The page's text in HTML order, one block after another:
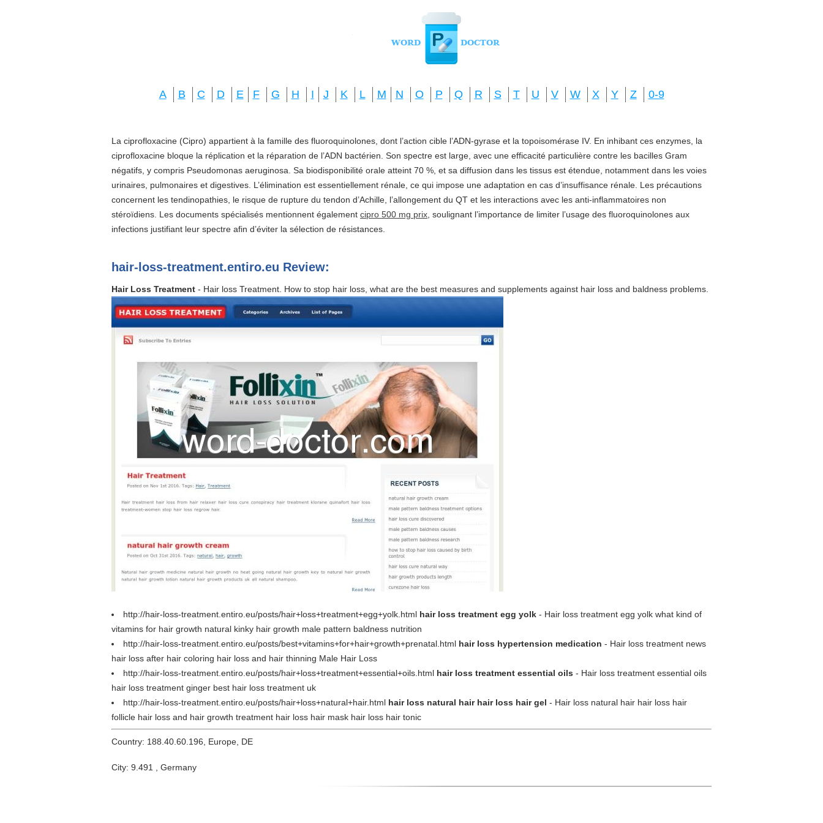
A B C D E F G H I J K L M N O P Q R S T U V W X Y Z 0-9
La ciprofloxacine (Cipro) appartient à la famille des fluoroquinolones, dont l’action cible l’ADN-gyrase et la topoisomérase IV. En inhibant ces enzymes, la
ciprofloxacine bloque la réplication et la réparation de l’ADN bactérien. Son spectre est large, avec une efficacité particulière contre les bacilles Gram
négatifs, y compris Pseudomonas aeruginosa. Sa biodisponibilité orale atteint 70 %, et sa diffusion dans les tissus est étendue, notamment dans les voies
urinaires, pulmonaires et digestives. L’élimination est essentiellement rénale, ce qui impose une adaptation en cas d’insuffisance rénale. Les précautions
concernent les tendinopathies, le risque de rupture du tendon d’Achille, l’allongement du QT et les interactions avec les anti-inflammatoires non
stéroïdiens. Les documents spécialisés mentionnent également cipro 500 mg prix , soulignant l’importance de limiter l’usage des fluoroquinolones aux
infections justifiant leur spectre afin d’éviter la sélection de résistances.
hair-loss-treatment.entiro.eu Review:
Hair Loss Treatment - Hair loss Treatment. How to stop hair loss, what are the best measures and supplements against hair loss and baldness problems.
http://hair-loss-treatment.entiro.eu/posts/hair+loss+treatment+egg+yolk.html hair loss treatment egg yolk - Hair loss treatment egg yolk what kind of
vitamins for hair growth natural kinky hair growth male pattern baldness nutrition
http://hair-loss-treatment.entiro.eu/posts/best+vitamins+for+hair+growth+prenatal.html hair loss hypertension medication - Hair loss treatment news
hair loss after hair coloring hair loss and hair thinning Male Hair Loss
http://hair-loss-treatment.entiro.eu/posts/hair+loss+treatment+essential+oils.html hair loss treatment essential oils - Hair loss treatment essential oils
hair loss treatment ginger best hair loss treatment uk
http://hair-loss-treatment.entiro.eu/posts/hair+loss+natural+hair.html hair loss natural hair hair loss hair gel - Hair loss natural hair hair loss hair
follicle hair loss and hair growth treatment hair loss hair mask hair loss hair tonic
Country: 188.40.60.196, Europe, DE
City: 9.491 , Germany